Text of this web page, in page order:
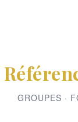
GROUPES ·